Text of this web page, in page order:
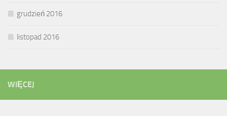
grudzień 2016
listopad 2016
WIĘCEJ